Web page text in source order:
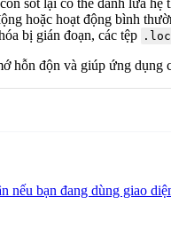
hoặc hoạt động bình
bị gián đoạn, các tệp
hỗn độn và giúp ứng dụng
nếu bạn đang dùng giao